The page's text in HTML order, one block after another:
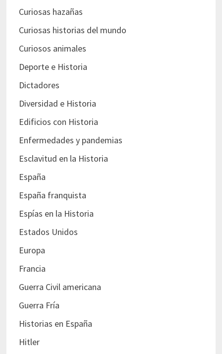
Curiosas hazañas
Curiosas historias del mundo
Curiosos animales
Deporte e Historia
Dictadores
Diversidad e Historia
Edificios con Historia
Enfermedades y pandemias
Esclavitud en la Historia
España
España franquista
Espías en la Historia
Estados Unidos
Europa
Francia
Guerra Civil americana
Guerra Fría
Historias en España
Hitler